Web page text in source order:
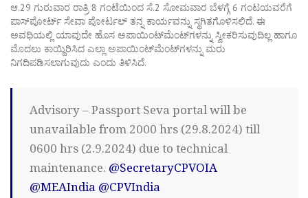
ಆ.29 ಗುರುವಾರ ರಾತ್ರಿ 8 ಗಂಟೆಯಿಂದ ಸೆ.2 ಸೋಮವಾರ ಬೆಳಗ್ಗೆ 6 ಗಂಟಯವರೆಗೆ
ಪಾಸ್‌ಪೋರ್ಟ್ ಸೇವಾ ಪೋರ್ಟಲ್ ತನ್ನ ಕಾರ್ಯವನ್ನು ಸ್ಥಗಿತಗೊಳಿಸಲಿದೆ. ಈ
ಅವಧಿಯಲ್ಲಿ ಯಾವುದೇ ಹೊಸ ಅಪಾಯಿಂಟ್‌ಮೆಂಟ್‌ಗಳನ್ನು ಸ್ವೀಕರಿಸುವುದಿಲ್ಲ ಹಾಗೂ
ಮೊದಲು ಕಾಯ್ದಿರಿಸಿದ ಎಲ್ಲಾ ಅಪಾಯಿಂಟ್‌ಮೆಂಟ್‌ಗಳನ್ನು ಮರು
ನಿಗದಿಪಡಿಸಲಾಗುವುದು ಎಂದು ತಿಳಿಸಿದೆ.
Advisory – Passport Seva portal will be
unavailable from 2000 hrs (29.8.2024) till
0600 hrs (2.9.2024) due to technical
maintenance. @SecretaryCPVOIA
@MEAIndia @CPVIndia